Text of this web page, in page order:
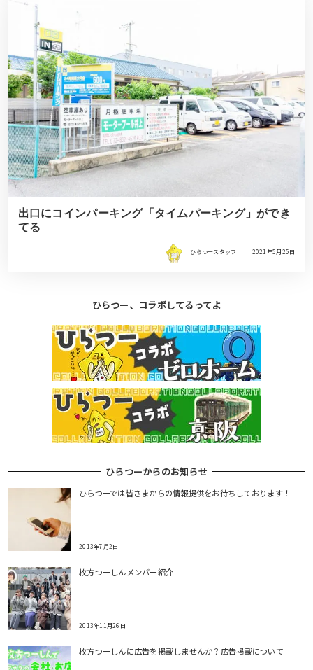
出口にコインパーキング「タイムパーキング」ができ
てる
ひらつースタッフ 2021年5月25日
ひらつー、コラボしてるってよ
ひらつーからのお知らせ
ひらつーでは皆さまからの情報提供をお待ちしております！
2013年7月2日
枚方つーしんメンバー紹介
2013年11月26日
枚方つーしんに広告を掲載しませんか？広告掲載について